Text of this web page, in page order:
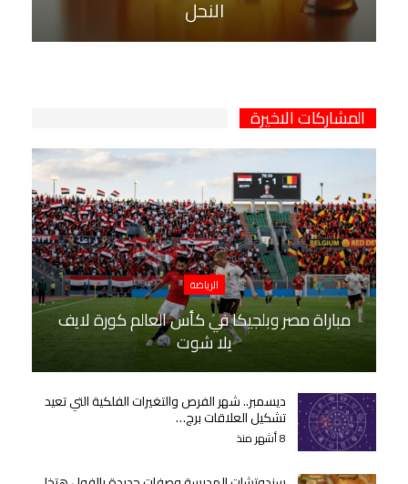
النحل
المشاركات الاخيرة
الرياضة
مباراة مصر وبلجيكا في كأس العالم كورة لايف
يلا شوت
ديسمبر.. شهر الفرص والتغيرات الفلكية التي تعيد
تشكيل العلاقات برج…
8 أشهر منذ